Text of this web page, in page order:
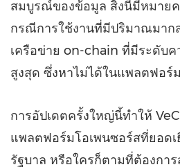
สมบูรณ์ของข้อมูล สิ่งนี้มีหมาย
กรณีการใช้งานที่มีปริมาณมาก
เครือข่าย on-chain ที่มีระดับ
สูงสุด ซึ่งหาไม่ได้ในแพลตฟอร์
การอัปเดตครั้งใหญ่นี้ทำให้
แพลตฟอร์มโอเพนซอร์สที่ยอด
รัฐบาล หรือใครก็ตามที่ต้องกา